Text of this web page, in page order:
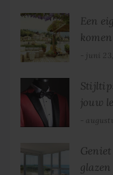
Een
komen
juni
jouw